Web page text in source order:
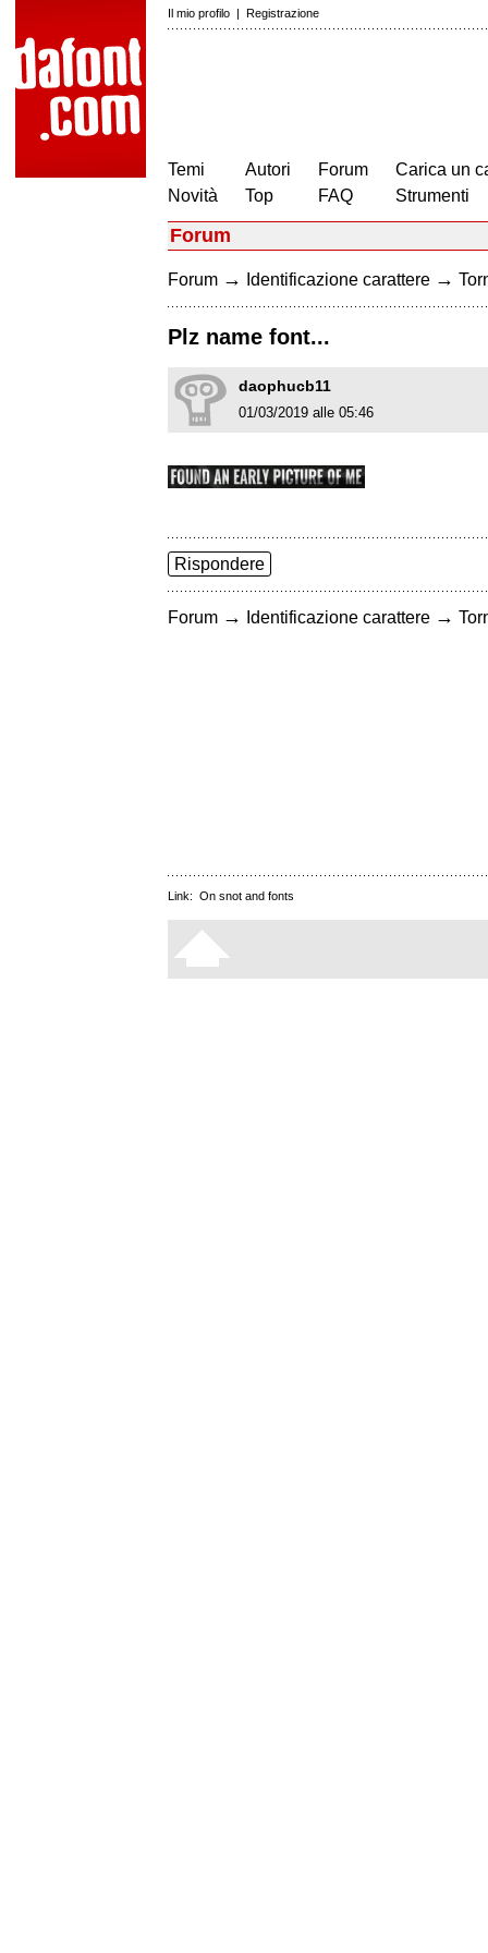
Il mio profilo | Registrazione
Temi
Novità
Autori
Top
Forum
FAQ
Carica un
Strumenti
Forum
Forum → Identificazione carattere →
Plz name font...
daophucb11
01/03/2019 alle 05:46
Rispondere
Forum → Identificazione carattere →
Link: On snot and fonts